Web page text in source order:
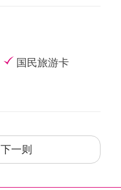
国民旅游卡
下一则